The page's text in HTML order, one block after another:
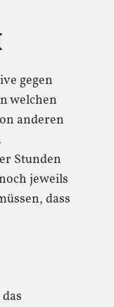
gegen
welchen
anderen
Stunden
jeweils
dass